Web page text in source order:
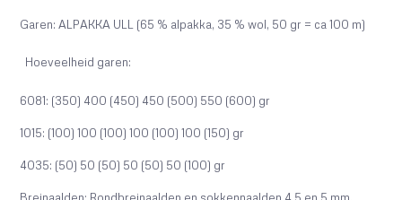
Garen: ALPAKKA ULL (65 % alpakka, 35 % wol, 50 gr = ca 100 m)
Hoeveelheid garen:
6081: (350) 400 (450) 450 (500) 550 (600) gr
1015: (100) 100 (100) 100 (100) 100 (150) gr
4035: (50) 50 (50) 50 (50) 50 (100) gr
Breinaalden: Rondbreinaalden en sokkennaalden 4,5 en 5 mm.